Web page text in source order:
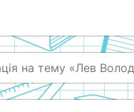
на тему «Лев